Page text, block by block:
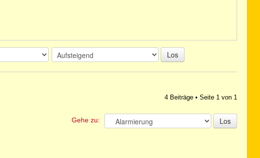
Los
4 Beiträge • Seite 1von 1
Gehe zu: